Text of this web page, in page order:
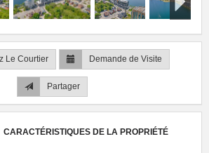
Le Courtier Demande de Visite
Partager
CARACTÉRISTIQUES DE LA PROPRIÉTÉ